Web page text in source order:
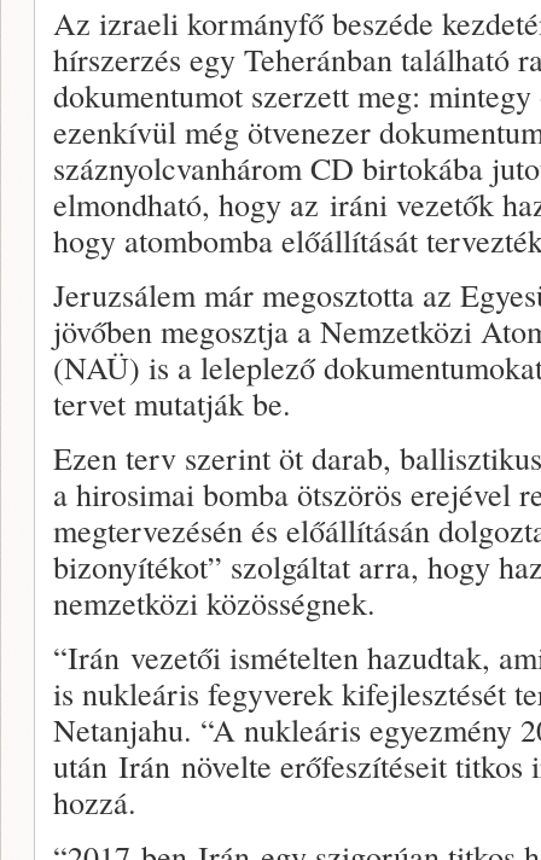
Az izraeli kormányfő beszéde
hírszerzés egy Teheránban található
dokumentumot szerzett meg:
ezenkívül még ötvenezer
száznyolcvanhárom CD birtokába
elmondható, hogy az iráni vezetők
hogy atombomba előállítását
Jeruzsálem már megosztotta az
jövőben megosztja a Nemzetközi
(NAÜ) is a leleplező
tervet mutatják be.
Ezen terv szerint öt darab,
a hirosimai bomba ötszörös erejével
megtervezésén és előállításán
bizonyítékot” szolgáltat arra, hogy
nemzetközi közösségnek.
“Irán vezetői ismételten hazudtak,
is nukleáris fegyverek kifejlesztését
Netanjahu. “A nukleáris egyezmény
után Irán növelte erőfeszítéseit titkos
hozzá.